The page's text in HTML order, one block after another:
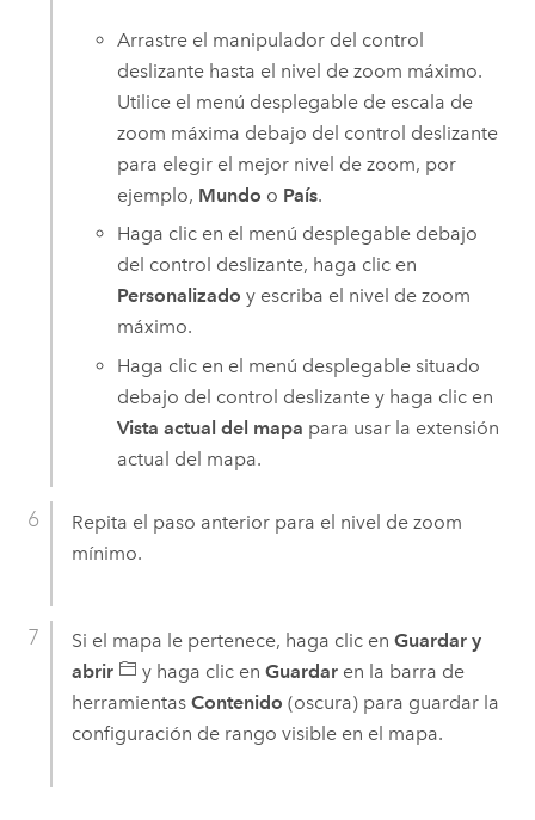
Arrastre el manipulador del control
deslizante hasta el nivel de zoom máximo.
Utilice el menú desplegable de escala de
zoom máxima debajo del control deslizante
para elegir el mejor nivel de zoom, por
ejemplo, Mundo o País.
Haga clic en el menú desplegable debajo
del control deslizante, haga clic en
Personalizado y escriba el nivel de zoom
máximo.
Haga clic en el menú desplegable situado
debajo del control deslizante y haga clic en
Vista actual del mapa para usar la extensión
actual del mapa.
Repita el paso anterior para el nivel de zoom
mínimo.
Si el mapa le pertenece, haga clic en Guardar y
abrir
y haga clic en Guardaren la barra de
herramientas Contenido (oscura) para guardar la
configuración de rango visible en el mapa.